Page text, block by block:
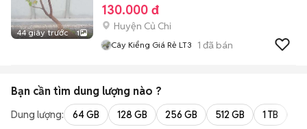
44 giây trước 1
130.000 đ
Huyện Củ Chi
Cây Kiểng Giá Rẻ LT3 1 đã bán
Bạn cần tìm dung lượng nào ?
Dung lượng: 64 GB 128 GB 256 GB 512 GB 1 TB